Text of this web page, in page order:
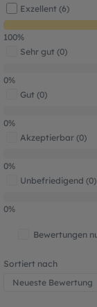
Exzellent (6)
100%
Sehr gut (0)
0%
Gut (0)
0%
Akzeptierbar (0)
0%
Unbefriedigend (0)
0%
Bewertungen
Sortiert nach